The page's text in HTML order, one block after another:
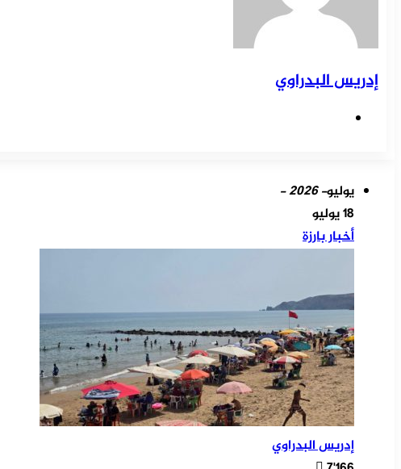
إدريس البدراوي
يوليو- 2026 -
18 يوليو
أخبار بارزة
إدريس البدراوي